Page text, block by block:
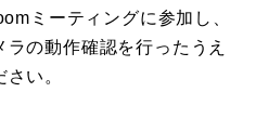
ミーティングに参加し、
の動作確認を行ったうえ
い。